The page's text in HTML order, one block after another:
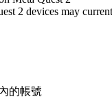
2 devices may
的帳號